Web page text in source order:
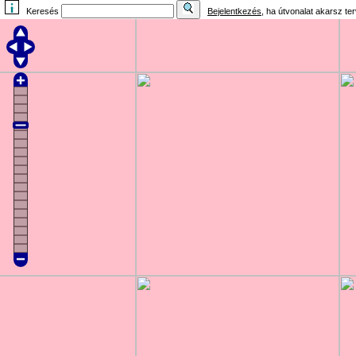
Keresés Bejelentkezés , ha útvonalat akarsz